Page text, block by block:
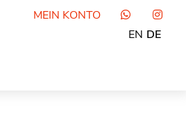
MEIN KONTO
EN DE